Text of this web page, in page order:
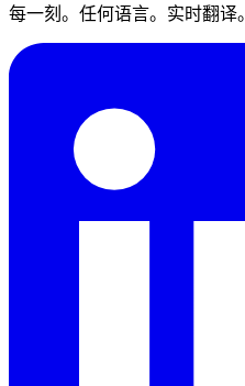
每一刻。任何语言。实时翻译。